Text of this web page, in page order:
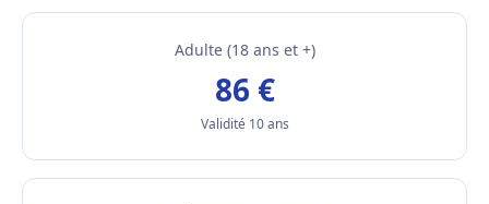
Adulte (18 ans et +)
86 €
Validité 10 ans